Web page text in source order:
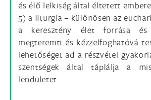
és élő lelkiség által éltetett
5) a liturgia – különösen az
a keresztény élet forrása és
megteremti és kézzelfoghatóvá
lehetőséget ad a részvétel
szentségek által táplálja a
lendületet.